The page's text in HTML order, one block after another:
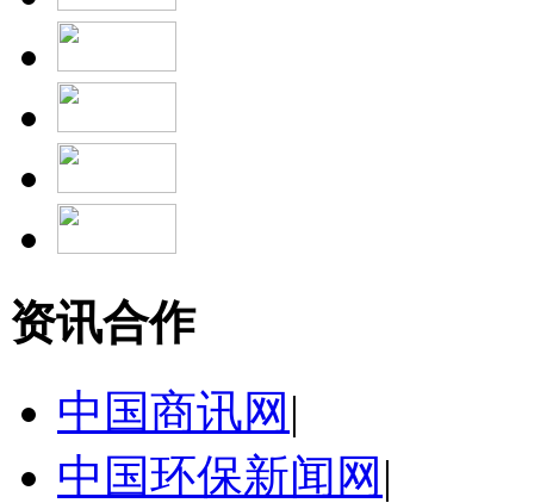
资讯合作
中国商讯网 |
中国环保新闻网 |